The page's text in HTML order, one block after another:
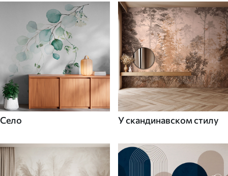
Село У скандинавском стилу